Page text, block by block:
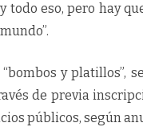
todo eso, pero hay
y platillos”,
de previa
públicos, según